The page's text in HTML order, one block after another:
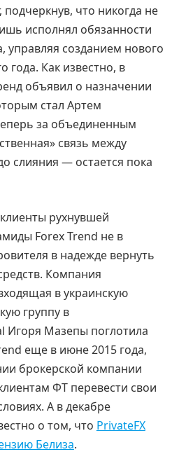
что никогда не
исполнял обязанности
управляя созданием нового
Как известно, в
объявил о назначении
стал Артем
за объединенным
связь между
слияния — остается пока
рухнувшей
Forex Trend не в
в надежде вернуть
Компания
в украинскую
группу в
Игоря Мазепы поглотила
еще в июне 2015 года,
брокерской компании
ФТ перевести свои
А в декабре
о том, что PrivateFX
Белиза.